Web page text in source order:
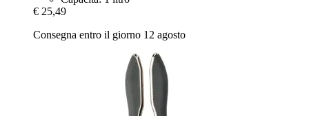
€ 25,49
Consegna entro il giorno 12 agosto